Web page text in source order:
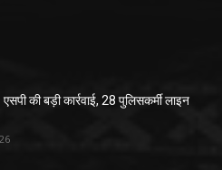
की बड़ी कार्रवाई, 28 पुलिसकर्मी लाइन